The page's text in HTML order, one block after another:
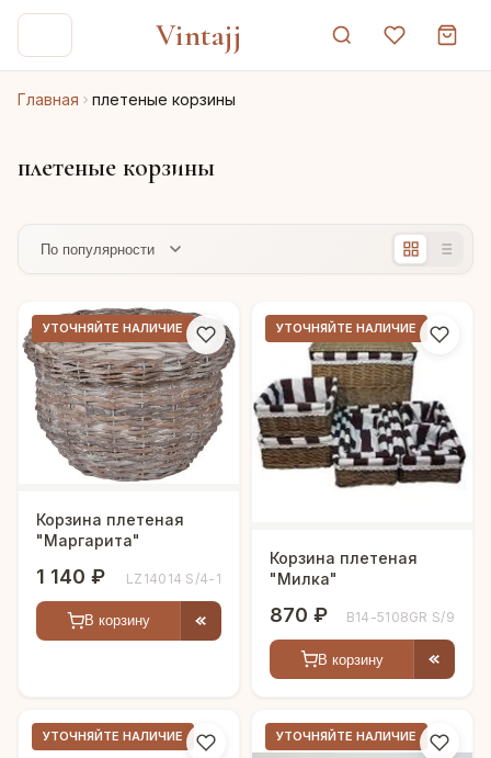
Vintajj
Главная плетеные корзины
плетеные корзины
УТОЧНЯЙТЕ НАЛИЧИЕ
Корзина плетеная
"Маргарита"
1 140 ₽ LZ14014 S/4-1
В корзину
УТОЧНЯЙТЕ НАЛИЧИЕ
Корзина плетеная
"Милка"
870 ₽ B14-5108GR S/9
В корзину
УТОЧНЯЙТЕ НАЛИЧИЕ УТОЧНЯЙТЕ НАЛИЧИЕ